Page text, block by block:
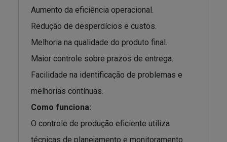
Aumento da eficiência operacional.
Redução de desperdícios e custos.
Melhoria na qualidade do produto final.
Maior controle sobre prazos de entrega.
Facilidade na identificação de problemas e
melhorias contínuas.
Como funciona:
O controle de produção eficiente utiliza
técnicas de planejamento e monitoramento